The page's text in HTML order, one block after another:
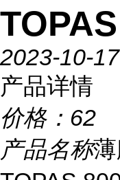
2023-10-17
产品详情
价格： 62
产品名称